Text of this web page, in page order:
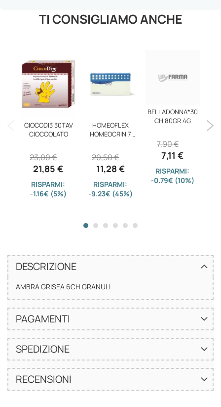
TI CONSIGLIAMO ANCHE
CIOCODI3 30TAV
CIOCCOLATO
21,85 €
23,00 €
RISPARMI:
-1.16€ (5%)
HOMEOFLEX
HOMEOCRIN 7
11,28 €
20,50 €
RISPARMI:
-9.23€ (45%)
BELLADONNA*30
CH 80GR 4G
7,11 €
7,90 €
RISPARMI:
-0.79€ (10%)
DESCRIZIONE
AMBRA GRISEA 6CH GRANULI
PAGAMENTI
SPEDIZIONE
RECENSIONI